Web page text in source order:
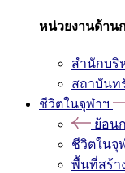
หน่วยงานด้าน
สำนักบริ
สถาบันท
ชีวิตในจุฬาฯ
ย้อน
ชีวิตในจุ
พื้นที่สร้า